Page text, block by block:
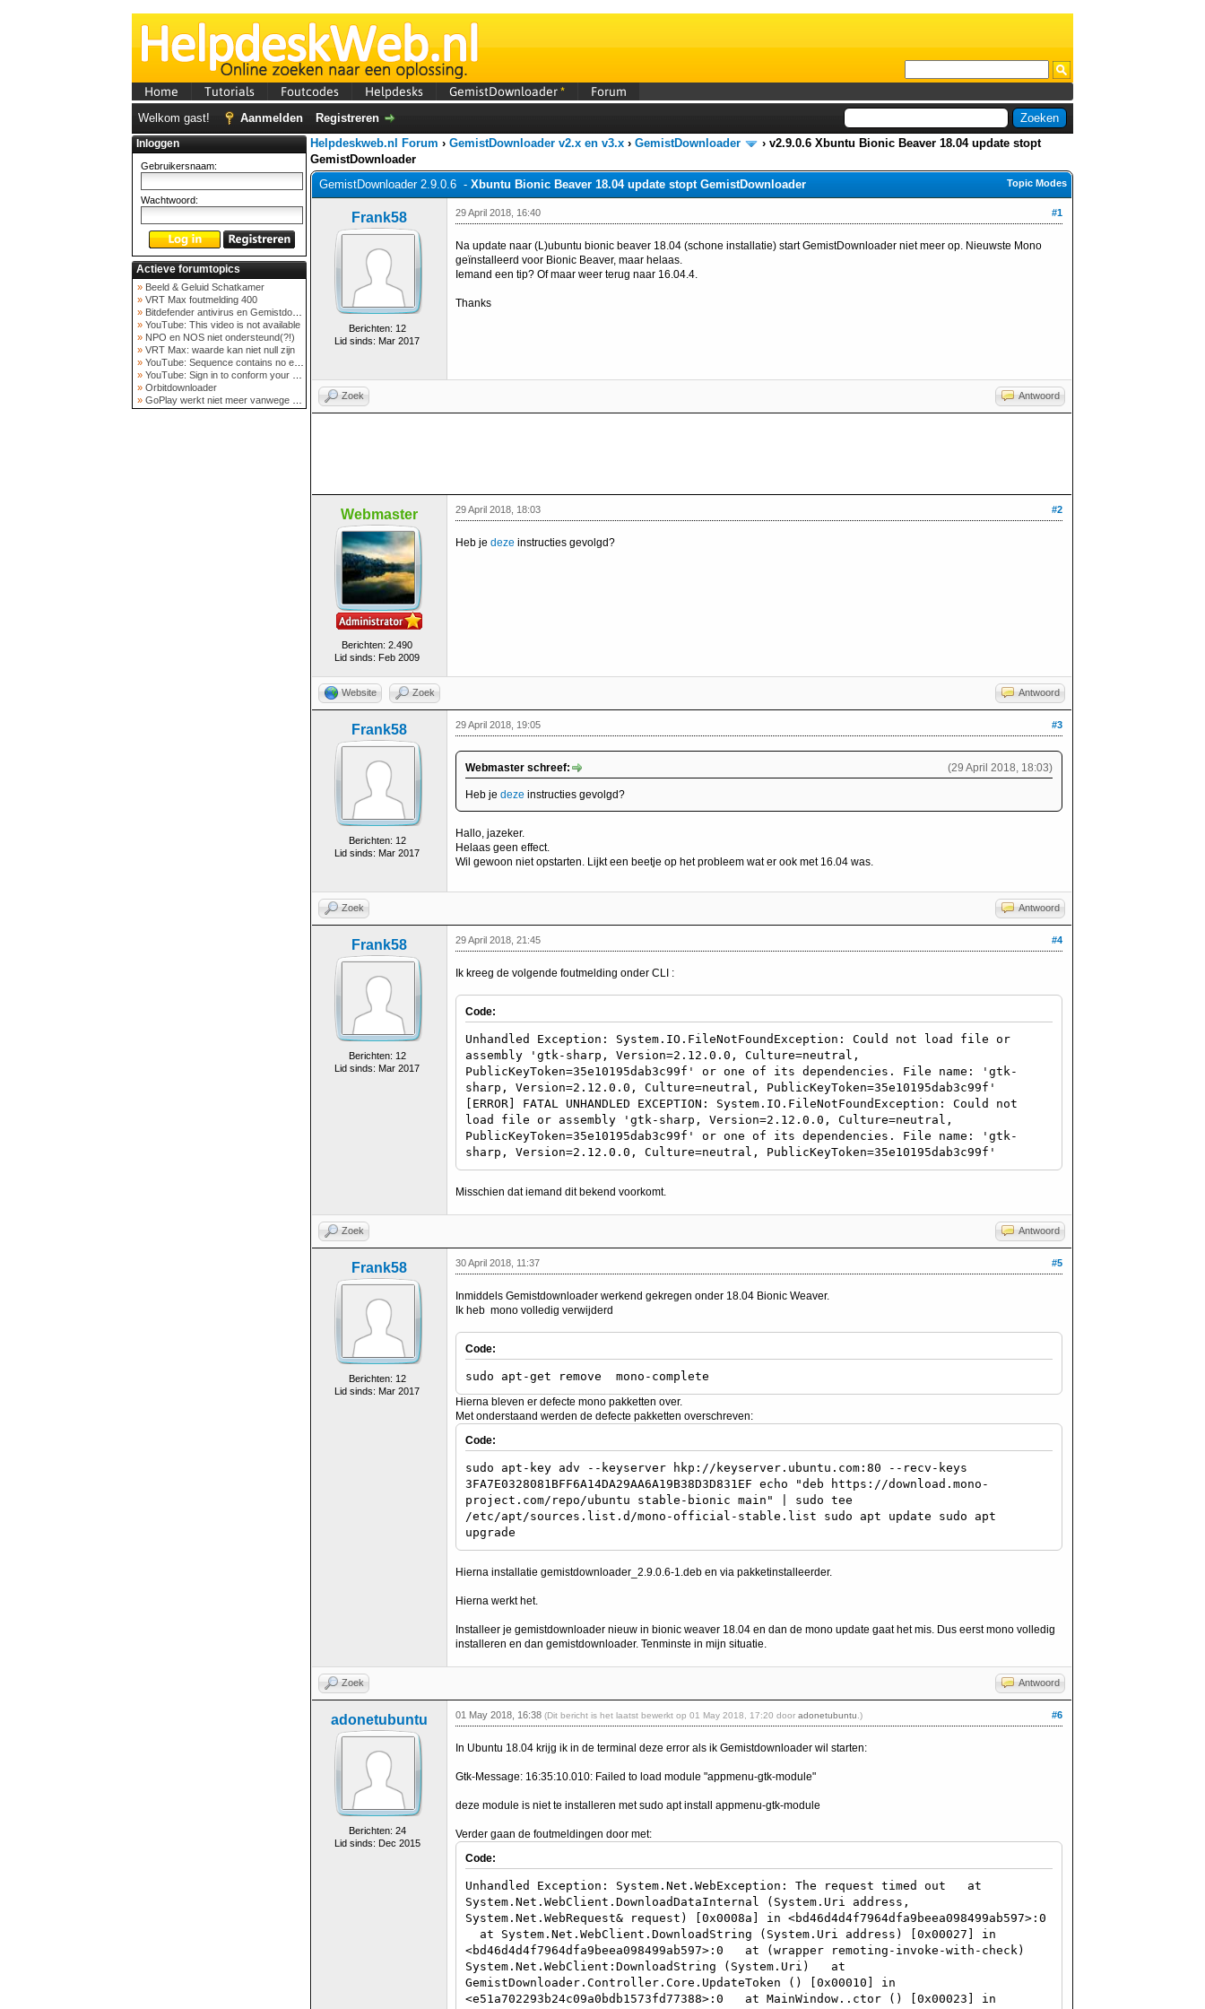
Home Tutorials Foutcodes Helpdesks GemistDownloader* Forum
Welkom gast! Aanmelden Registreren
Inloggen
Gebruikersnaam:
Wachtwoord:
Actieve forumtopics
» Beeld & Geluid Schatkamer
» VRT Max foutmelding 400
» Bitdefender antivirus en Gemistdowloader
» YouTube: This video is not available
» NPO en NOS niet ondersteund(?!)
» VRT Max: waarde kan niet null zijn
» YouTube: Sequence contains no elements
» YouTube: Sign in to conform your not a bot
» Orbitdownloader
» GoPlay werkt niet meer vanwege nieuwe webadres
Helpdeskweb.nl Forum › GemistDownloader v2.x en v3.x › GemistDownloader › v2.9.0.6 Xbuntu Bionic Beaver 18.04 update stopt
GemistDownloader
Topic Modes
GemistDownloader 2.9.0.6 - Xbuntu Bionic Beaver 18.04 update stopt GemistDownloader
Frank58
Berichten: 12
Lid sinds: Mar 2017
#1
29 April 2018, 16:40
Na update naar (L)ubuntu bionic beaver 18.04 (schone installatie) start GemistDownloader niet meer op. Nieuwste Mono
geïnstalleerd voor Bionic Beaver, maar helaas.
Iemand een tip? Of maar weer terug naar 16.04.4.
Thanks
Zoek Antwoord
Webmaster
Berichten: 2.490
Lid sinds: Feb 2009
#2
29 April 2018, 18:03
Heb je deze instructies gevolgd?
Website Zoek Antwoord
Frank58
Berichten: 12
Lid sinds: Mar 2017
#3
29 April 2018, 19:05
(29 April 2018, 18:03)
Webmaster schreef:
Heb je deze instructies gevolgd?
Hallo, jazeker.
Helaas geen effect.
Wil gewoon niet opstarten. Lijkt een beetje op het probleem wat er ook met 16.04 was.
Zoek Antwoord
Frank58
Berichten: 12
Lid sinds: Mar 2017
#4
29 April 2018, 21:45
Ik kreeg de volgende foutmelding onder CLI :
Code:
Unhandled Exception: System.IO.FileNotFoundException: Could not load file or
assembly 'gtk-sharp, Version=2.12.0.0, Culture=neutral,
PublicKeyToken=35e10195dab3c99f' or one of its dependencies. File name: 'gtk-
sharp, Version=2.12.0.0, Culture=neutral, PublicKeyToken=35e10195dab3c99f'
[ERROR] FATAL UNHANDLED EXCEPTION: System.IO.FileNotFoundException: Could not
load file or assembly 'gtk-sharp, Version=2.12.0.0, Culture=neutral,
PublicKeyToken=35e10195dab3c99f' or one of its dependencies. File name: 'gtk-
sharp, Version=2.12.0.0, Culture=neutral, PublicKeyToken=35e10195dab3c99f'
Misschien dat iemand dit bekend voorkomt.
Zoek Antwoord
Frank58
Berichten: 12
Lid sinds: Mar 2017
#5
30 April 2018, 11:37
Inmiddels Gemistdownloader werkend gekregen onder 18.04 Bionic Weaver.
Ik heb mono volledig verwijderd
Code:
sudo apt-get remove mono-complete
Hierna bleven er defecte mono pakketten over.
Met onderstaand werden de defecte pakketten overschreven:
Code:
sudo apt-key adv --keyserver hkp://keyserver.ubuntu.com:80 --recv-keys
3FA7E0328081BFF6A14DA29AA6A19B38D3D831EF echo "deb https://download.mono-
project.com/repo/ubuntu stable-bionic main" | sudo tee
/etc/apt/sources.list.d/mono-official-stable.list sudo apt update sudo apt
upgrade
Hierna installatie gemistdownloader_2.9.0.6-1.deb en via pakketinstalleerder.
Hierna werkt het.
Installeer je gemistdownloader nieuw in bionic weaver 18.04 en dan de mono update gaat het mis. Dus eerst mono volledig
installeren en dan gemistdownloader. Tenminste in mijn situatie.
Zoek Antwoord
adonetubuntu
Berichten: 24
Lid sinds: Dec 2015
#6
01 May 2018, 16:38 (Dit bericht is het laatst bewerkt op 01 May 2018, 17:20 door adonetubuntu .)
In Ubuntu 18.04 krijg ik in de terminal deze error als ik Gemistdownloader wil starten:
Gtk-Message: 16:35:10.010: Failed to load module "appmenu-gtk-module"
deze module is niet te installeren met sudo apt install appmenu-gtk-module
Verder gaan de foutmeldingen door met:
Code:
Unhandled Exception: System.Net.WebException: The request timed out at
System.Net.WebClient.DownloadDataInternal (System.Uri address,
System.Net.WebRequest& request) [0x0008a] in <bd46d4d4f7964dfa9beea098499ab597>:0
at System.Net.WebClient.DownloadString (System.Uri address) [0x00027] in
<bd46d4d4f7964dfa9beea098499ab597>:0 at (wrapper remoting-invoke-with-check)
System.Net.WebClient:DownloadString (System.Uri) at
GemistDownloader.Controller.Core.UpdateToken () [0x00010] in
<e51a702293b24c09a0bdb1573fd77388>:0 at MainWindow..ctor () [0x00023] in